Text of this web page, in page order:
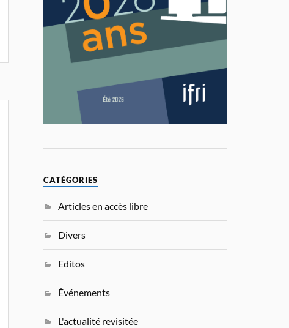
CATÉGORIES
Articles en accès libre
Divers
Editos
Événements
L'actualité revisitée